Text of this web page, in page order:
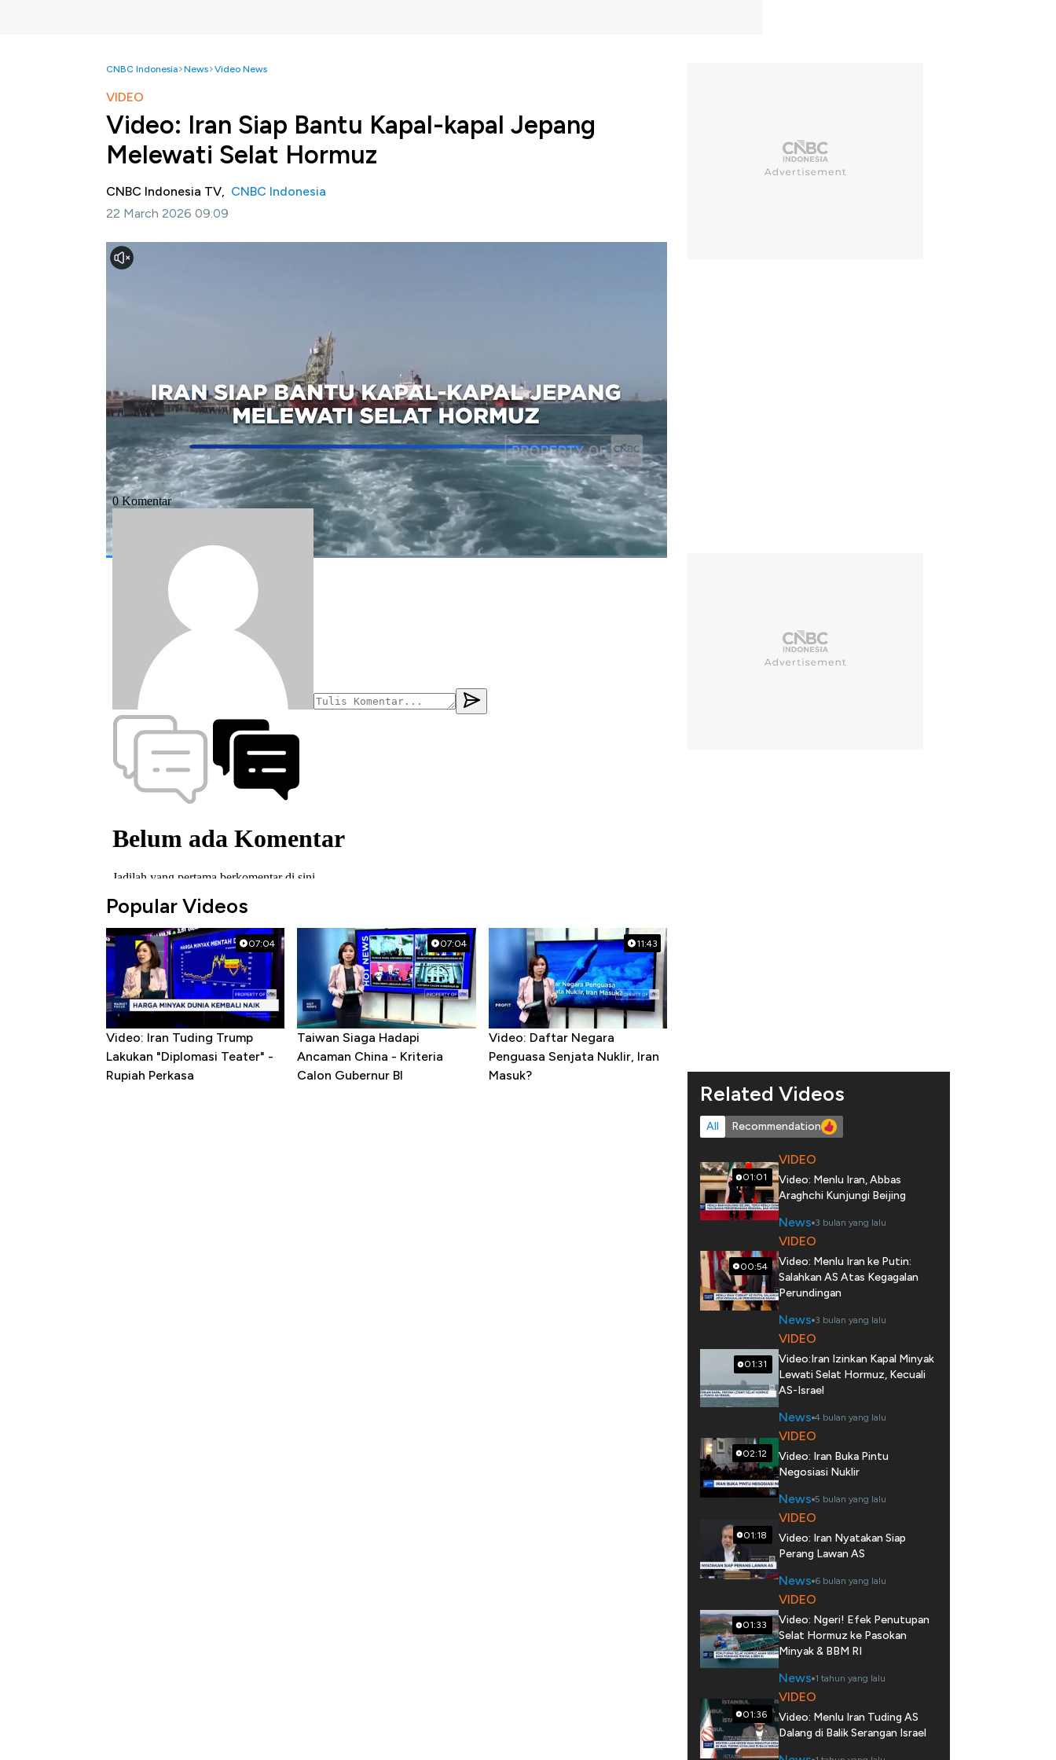
CNBC Indonesia News Video News
VIDEO
Video: Iran Siap Bantu Kapal-kapal Jepang
Melewati Selat Hormuz
CNBC Indonesia TV, CNBC Indonesia
22 March 2026 09:09
Jakarta, CNBC Indonesia -
kapal-kapal Jepang berlayar dengan aman saat melintasi Selat Hormuz.
#abbas araghchi #kapal jepang #selat hormuz
Popular Videos
07:04
Video: Iran Tuding Trump
Lakukan "Diplomasi Teater" -
Rupiah Perkasa
07:04
Taiwan Siaga Hadapi
Ancaman China - Kriteria
Calon Gubernur BI
11:43
Video: Daftar Negara
Penguasa Senjata Nuklir, Iran
Masuk?
Related Videos
All Recommendation
01:01
VIDEO
Video: Menlu Iran, Abbas
Araghchi Kunjungi Beijing
News 3 bulan yang lalu
00:54
VIDEO
Video: Menlu Iran ke Putin:
Salahkan AS Atas Kegagalan
Perundingan
News 3 bulan yang lalu
01:31
VIDEO
Video:Iran Izinkan Kapal Minyak
Lewati Selat Hormuz, Kecuali
AS-Israel
News 4 bulan yang lalu
02:12
VIDEO
Video: Iran Buka Pintu
Negosiasi Nuklir
News 5 bulan yang lalu
01:18
VIDEO
Video: Iran Nyatakan Siap
Perang Lawan AS
News 6 bulan yang lalu
01:33
VIDEO
Video: Ngeri! Efek Penutupan
Selat Hormuz ke Pasokan
Minyak & BBM RI
News 1 tahun yang lalu
01:36
VIDEO
Video: Menlu Iran Tuding AS
Dalang di Balik Serangan Israel